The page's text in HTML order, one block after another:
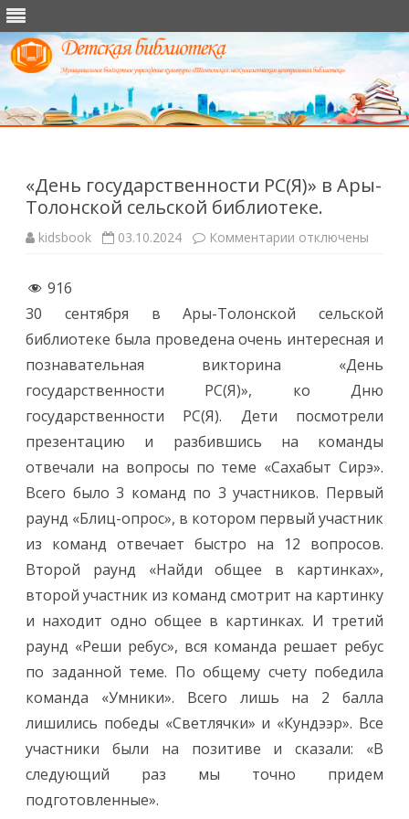
«День государственности РС(Я)» в Ары-
Толонской сельской библиотеке.
kidsbook 03.10.2024 Комментарии к
Ары-
сельской
библиотеке.
отключены
916
30 сентября в Ары-Толонской сельской
библиотеке была проведена очень интересная и
познавательная викторина «День
государственности РС(Я)», ко Дню
государственности РС(Я). Дети посмотрели
презентацию и разбившись на команды
отвечали на вопросы по теме «Сахабыт Сирэ».
Всего было 3 команд по 3 участников. Первый
раунд «Блиц-опрос», в котором первый участник
из команд отвечает быстро на 12 вопросов.
Второй раунд «Найди общее в картинках»,
второй участник из команд смотрит на картинку
и находит одно общее в картинках. И третий
раунд «Реши ребус», вся команда решает ребус
по заданной теме. По общему счету победила
команда «Умники». Всего лишь на 2 балла
лишились победы «Светлячки» и «Кундээр». Все
участники были на позитиве и сказали: «В
следующий раз мы точно придем
подготовленные».